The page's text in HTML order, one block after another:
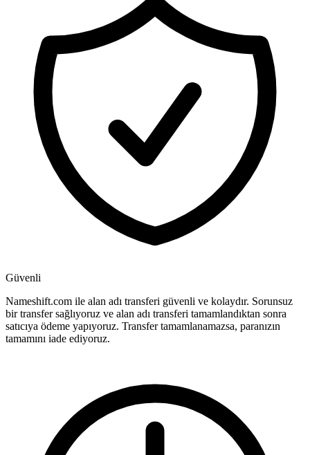
Güvenli
Nameshift.com ile alan adı transferi güvenli ve kolaydır. Sorunsuz
bir transfer sağlıyoruz ve alan adı transferi tamamlandıktan sonra
satıcıya ödeme yapıyoruz. Transfer tamamlanamazsa, paranızın
tamamını iade ediyoruz.